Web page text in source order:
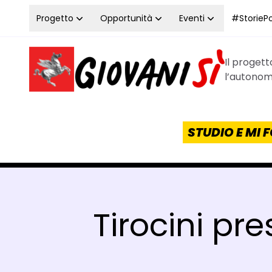
Vai al contenuto
Progetto Opportunità Eventi
Homepage Giovanisì - Progetto della Regione
Il
STUDIO E MI
Tirocini